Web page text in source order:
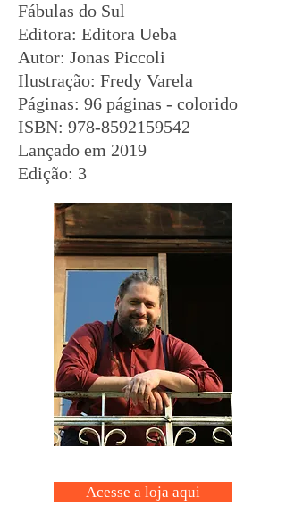
Fábulas do Sul
Editora:‎ Editora Ueba
Autor: Jonas Piccoli
Ilustração: Fredy Varela
Páginas:‎ 96 páginas - colorido
ISBN: ‎ 978-8592159542
Lançado em 2019
Edição: 3
Acesse a loja aqui